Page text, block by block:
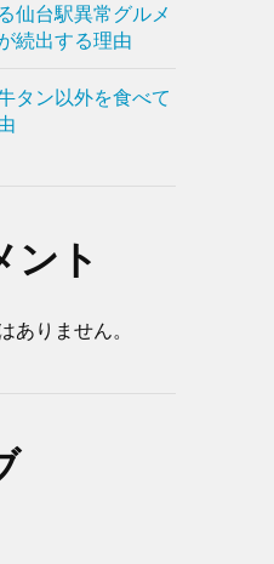
仙台駅異常グルメ
続出する理由
タン以外を食べて
ント
ありません。